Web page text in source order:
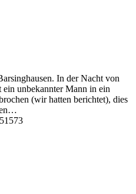
In der Nacht von
unbekannter Mann in ein
(wir hatten berichtet), dies